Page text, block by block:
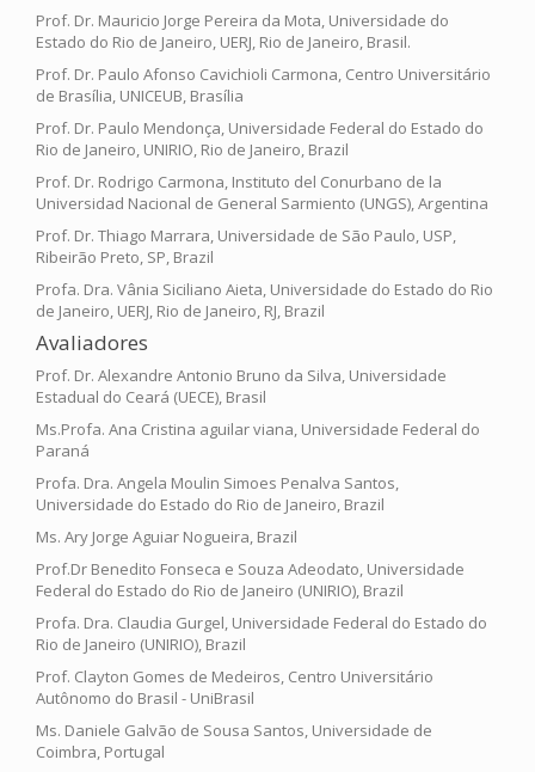
Prof. Dr. Mauricio Jorge Pereira da Mota, Universidade do
Estado do Rio de Janeiro, UERJ, Rio de Janeiro, Brasil.
Prof. Dr. Paulo Afonso Cavichioli Carmona, Centro Universitário
de Brasília, UNICEUB, Brasília
Prof. Dr. Paulo Mendonça, Universidade Federal do Estado do
Rio de Janeiro, UNIRIO, Rio de Janeiro, Brazil
Prof. Dr. Rodrigo Carmona, Instituto del Conurbano de la
Universidad Nacional de General Sarmiento (UNGS), Argentina
Prof. Dr. Thiago Marrara, Universidade de São Paulo, USP,
Ribeirão Preto, SP, Brazil
Profa. Dra. Vânia Siciliano Aieta, Universidade do Estado do Rio
de Janeiro, UERJ, Rio de Janeiro, RJ, Brazil
Avaliadores
Prof. Dr. Alexandre Antonio Bruno da Silva, Universidade
Estadual do Ceará (UECE), Brasil
Ms.Profa. Ana Cristina aguilar viana, Universidade Federal do
Paraná
Profa. Dra. Angela Moulin Simoes Penalva Santos,
Universidade do Estado do Rio de Janeiro, Brazil
Ms. Ary Jorge Aguiar Nogueira, Brazil
Prof.Dr Benedito Fonseca e Souza Adeodato, Universidade
Federal do Estado do Rio de Janeiro (UNIRIO), Brazil
Profa. Dra. Claudia Gurgel, Universidade Federal do Estado do
Rio de Janeiro (UNIRIO), Brazil
Prof. Clayton Gomes de Medeiros, Centro Universitário
Autônomo do Brasil - UniBrasil
Ms. Daniele Galvão de Sousa Santos, Universidade de
Coimbra, Portugal